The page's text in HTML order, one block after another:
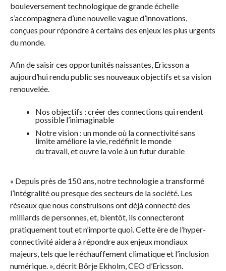
bouleversement technologique de grande échelle
s’accompagnera d’une nouvelle vague d’innovations,
conçues pour répondre à certains des enjeux les plus urgents
du monde.
Afin de saisir ces opportunités naissantes, Ericsson a
aujourd’hui rendu public ses nouveaux objectifs et sa vision
renouvelée.
Nos objectifs : créer des connections qui rendent
possible l’inimaginable
Notre vision : un monde où la connectivité sans
limite améliore la vie, redéfinit le monde
du travail, et ouvre la voie à un futur durable
« Depuis près de 150 ans, notre technologie a transformé
l’intégralité ou presque des secteurs de la société. Les
réseaux que nous construisons ont déjà connecté des
milliards de personnes, et, bientôt, ils connecteront
pratiquement tout et n’importe quoi. Cette ère de l’hyper-
connectivité aidera à répondre aux enjeux mondiaux
majeurs, tels que le réchauffement climatique et l’inclusion
numérique. », décrit Börje Ekholm, CEO d’Ericsson.